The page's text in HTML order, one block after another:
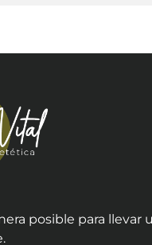
posible para llevar